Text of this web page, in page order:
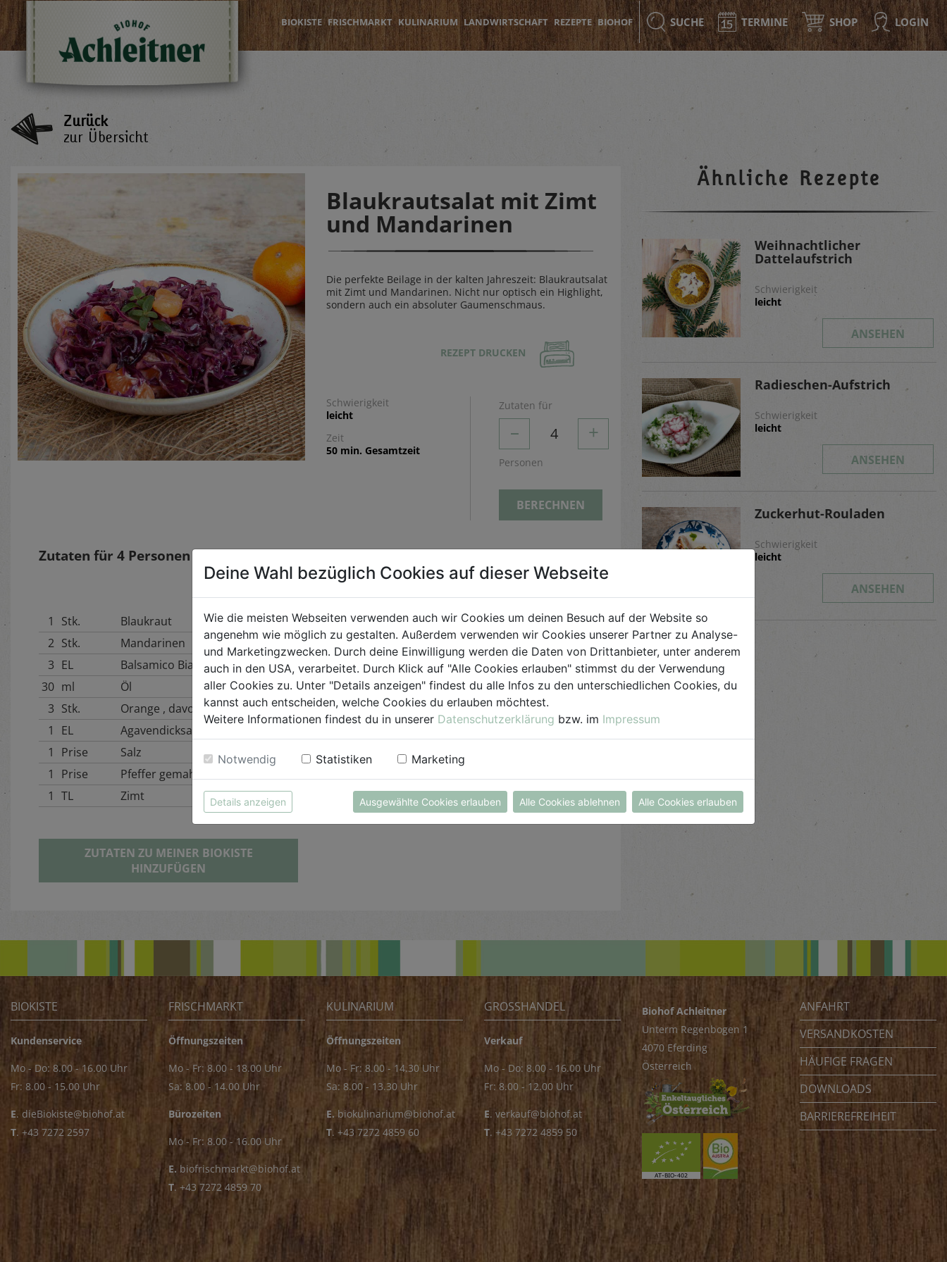
BIOKISTE FRISCHMARKT KULINARIUM LANDWIRTSCHAFT REZEPTE BIOHOF SUCHE TERMINE SHOP LOGIN
Zurück
zur Übersicht
Blaukrautsalat mit Zimt
und Mandarinen
Die perfekte Beilage in der kalten Jahreszeit: Blaukrautsalat
mit Zimt und Mandarinen. Nicht nur optisch ein Highlight,
sondern auch ein absoluter Gaumenschmaus.
REZEPT DRUCKEN
Schwierigkeit
leicht
Zeit
50 min. Gesamtzeit
Zutaten für
– 4 +
Personen
BERECHNEN
Zutaten für 4 Personen
1 Stk.
Blaukraut
2 Stk.
Mandarinen
3 EL
Balsamico Bianco
30 ml
Öl
3 Stk.
Orange , davon den Saft
1
EL
Agavendicksaft
1
Prise
Salz
1
Prise
Pfeffer gemahlen
1 TL Zimt
ZUTATEN ZU MEINER BIOKISTE
HINZUFÜGEN
Blaukraut fein hobeln. Mandarinen in Stücke
Balsamico-Essig, Orangensaft, Öl, Agavendicksaft,
Salz, Pfeffer und Zimt verrühren oder in ein
Schraubglas füllen und gut schütteln.
Abschmecken und mit dem Blaukraut und den
Mandarinen-Stücken abmischen.
Über Nacht im Kühlschrank ziehen lassen.
Ähnliche Rezepte
Weihnachtlicher
Dattelaufstrich
Schwierigkeit
leicht
ANSEHEN
Radieschen-Aufstrich
Schwierigkeit
leicht
ANSEHEN
Zuckerhut-Rouladen
Schwierigkeit
leicht
ANSEHEN
BIOKISTE
Kundenservice
Mo - Do: 8.00 - 16.00 Uhr
Fr: 8.00 - 15.00 Uhr
E. dieBiokiste@biohof.at
T. +43 7272 2597
FRISCHMARKT
Öffnungszeiten
Mo - Fr: 8.00 - 18.00 Uhr
Sa: 8.00 - 14.00 Uhr
Bürozeiten
Mo - Fr: 8.00 - 16.00 Uhr
E. biofrischmarkt@biohof.at
T. +43 7272 4859 70
KULINARIUM
Öffnungszeiten
Mo - Fr: 8.00 - 14.30 Uhr
Sa: 8.00 - 13.30 Uhr
E. biokulinarium@biohof.at
T. +43 7272 4859 60
GROSSHANDEL
Verkauf
Mo - Do: 8.00 - 16.00 Uhr
Fr: 8.00 - 12.00 Uhr
E. verkauf@biohof.at
T. +43 7272 4859 50
Biohof Achleitner
Unterm Regenbogen 1
4070 Eferding
Österreich
ANFAHRT
VERSANDKOSTEN
HÄUFIGE FRAGEN
DOWNLOADS
BARRIEREFREIHEIT
Deine Wahl bezüglich Cookies auf dieser Webseite
Wie die meisten Webseiten verwenden auch wir Cookies um deinen Besuch auf der Website so
angenehm wie möglich zu gestalten. Außerdem verwenden wir Cookies unserer Partner zu Analyse-
und Marketingzwecken. Durch deine Einwilligung werden die Daten von Drittanbieter, unter anderem
auch in den USA, verarbeitet. Durch Klick auf "Alle Cookies erlauben" stimmst du der Verwendung
aller Cookies zu. Unter "Details anzeigen" findest du alle Infos zu den unterschiedlichen Cookies, du
kannst auch entscheiden, welche Cookies du erlauben möchtest.
Weitere Informationen findest du in unserer Datenschutzerklärung bzw. im Impressum
Notwendig Statistiken Marketing
Details anzeigen Ausgewählte Cookies erlauben Alle Cookies ablehnen Alle Cookies erlauben